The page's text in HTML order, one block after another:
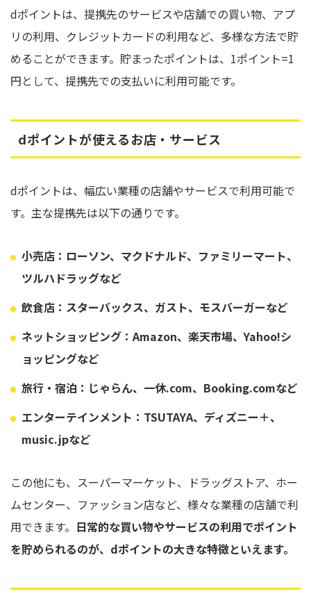
dポイントは、提携先のサービスや店舗での買い物、アプ
リの利用、クレジットカードの利用など、多様な方法で貯
めることができます。貯まったポイントは、1ポイント=1
円として、提携先での支払いに利用可能です。
dポイントが使えるお店・サービス
dポイントは、幅広い業種の店舗やサービスで利用可能で
す。主な提携先は以下の通りです。
小売店：ローソン、マクドナルド、ファミリーマート、
ツルハドラッグなど
飲食店：スターバックス、ガスト、モスバーガーなど
ネットショッピング：Amazon、楽天市場、Yahoo!シ
ョッピングなど
旅行・宿泊：じゃらん、一休.com、Booking.comなど
エンターテインメント：TSUTAYA、ディズニー＋、
music.jpなど
この他にも、スーパーマーケット、ドラッグストア、ホー
ムセンター、ファッション店など、様々な業種の店舗で利
用できます。 日常的な買い物やサービスの利用でポイント
を貯められるのが、dポイントの大きな特徴といえます。